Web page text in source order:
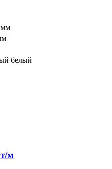
мм
белый
м